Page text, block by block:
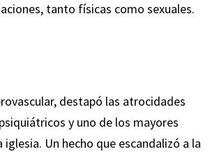
tanto físicas como sexuales.
destapó las atrocidades
y uno de los mayores
Un hecho que escandalizó a la